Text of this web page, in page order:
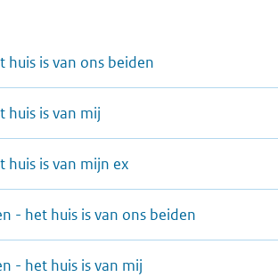
is van ons beiden
huis is van mij
is van mijn ex
- het huis is van ons beiden
- het huis is van mij